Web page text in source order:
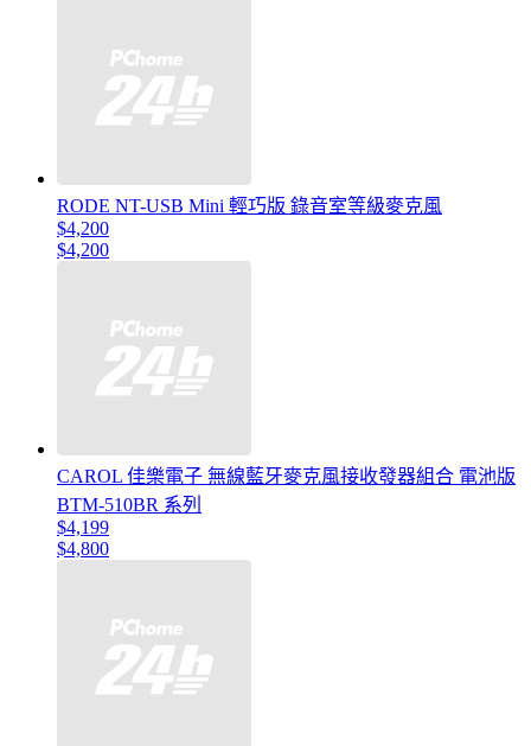
RODE NT-USB Mini 輕巧版 錄音室等級麥克風
$4,200
$4,200
CAROL 佳樂電子 無線藍牙麥克風接收發器組合 電池版
BTM-510BR 系列
$4,199
$4,800